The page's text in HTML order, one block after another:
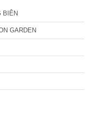
BIÊN
GARDEN